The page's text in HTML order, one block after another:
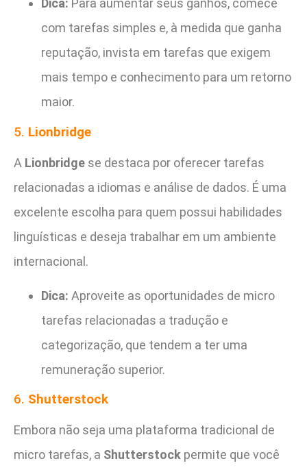
Dica: Para aumentar seus ganhos, comece
com tarefas simples e, à medida que ganha
reputação, invista em tarefas que exigem
mais tempo e conhecimento para um retorno
maior.
5. Lionbridge
A Lionbridge se destaca por oferecer tarefas
relacionadas a idiomas e análise de dados. É uma
excelente escolha para quem possui habilidades
linguísticas e deseja trabalhar em um ambiente
internacional.
Dica: Aproveite as oportunidades de micro
tarefas relacionadas a tradução e
categorização, que tendem a ter uma
remuneração superior.
6. Shutterstock
Embora não seja uma plataforma tradicional de
micro tarefas, a Shutterstock permite que você